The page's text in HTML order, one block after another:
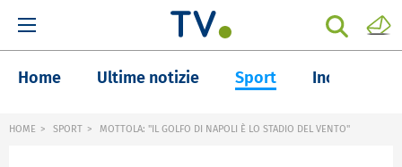
Home Ultime notizie Sport Inchieste
HOME SPORT MOTTOLA: "IL GOLFO DI NAPOLI È LO STADIO DEL VENTO"